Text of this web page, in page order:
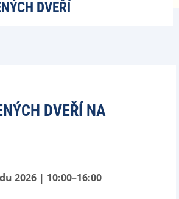
DVEŘÍ
DVEŘÍ NA
2026 | 10:00–16:00